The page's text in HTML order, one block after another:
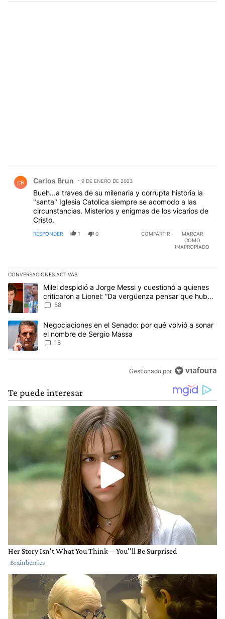
CB Carlos Brun 9 DE ENERO DE 2023
Bueh...a traves de su milenaria y corrupta historia la
"santa" Iglesia Catolica siempre se acomodo a las
circunstancias. Misterios y enigmas de los vicarios de
Cristo.
RESPONDER 1 0 COMPARTIR
MARCAR
COMO
INAPROPIADO
CONVERSACIONES ACTIVAS
Este listado muestra los artículos con más comentarios en los
Un artículo de tendencia con el título "Milei despidió a Jorge
Milei despidió a Jorge Messi y cuestionó a quienes
criticaron a Lionel: “Da vergüenza pensar que hubo
anti-Messi”
58
Un artículo de tendencia con el título "Negociaciones en el
Negociaciones en el Senado: por qué volvió a sonar
el nombre de Sergio Massa
18
Gestionado por